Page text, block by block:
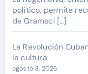
político, permite
de Gramsci […]
La Revolución
la cultura
agosto 3, 2026